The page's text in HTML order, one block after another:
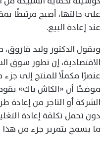
على حالتها، أصبح مرتبطًا
عند إعادة البيع.
ويقول الدكتور وليد
الاقتصادية، إن تطور سوق
عنصرًا مكملًا للمنتج إلى جزء
موضحًا أن «الكاش باك»
الشركة أو التاجر من إعادة
دون تحمل تكلفة إعادة
ما يسمح بتمرير جزء من هذا